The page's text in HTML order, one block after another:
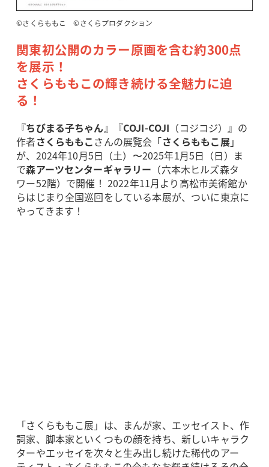
©さくらももこ ©さくらプロダクション
関東初公開のカラー原画を含む約300点
を展示！
さくらももこの輝き続ける全魅力に迫
る！
『ちびまる子ちゃん』『COJI-COJI （コジコジ）』の
作者さくらももこさんの展覧会「さくらももこ展」
が、2024年10月5日（土）〜2025年1月5日（日）ま
で森アーツセンターギャラリー （六本木ヒルズ森タ
ワー52階）で開催！ 2022年11月より高松市美術館か
らはじまり全国巡回をしている本展が、ついに東京に
やってきます！
「さくらももこ展」は、まんが家、エッセイスト、作
詞家、脚本家といくつもの顔を持ち、新しいキャラク
ターやエッセイを次々と生み出し続けた稀代のアー